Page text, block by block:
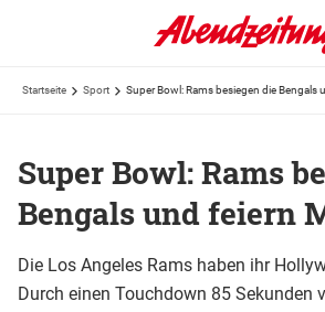
Startseite Sport Super Bowl: Rams besiegen die Bengals
Super Bowl: Rams
Bengals und feiern
Die Los Angeles Rams haben ihr
Durch einen Touchdown 85 Sekunden